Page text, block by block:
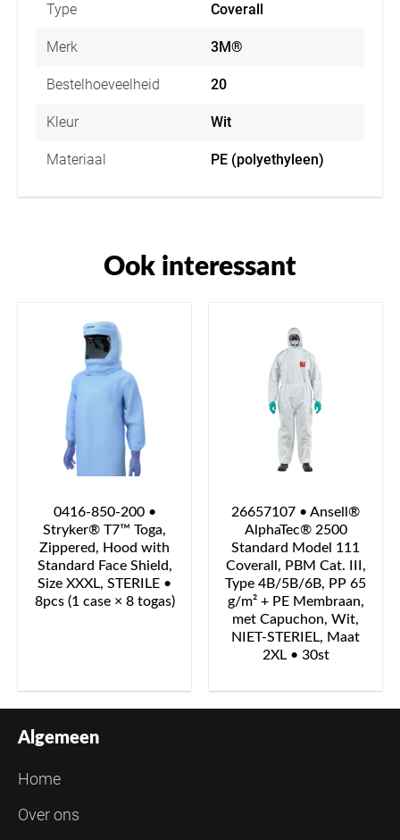
Type Coverall
Merk 3M®
Bestelhoeveelheid 20
Kleur Wit
Materiaal PE (polyethyleen)
Ook interessant
0416-850-200 •
Stryker® T7™ Toga,
Zippered, Hood with
Standard Face Shield,
Size XXXL, STERILE •
8pcs (1 case × 8 togas)
26657107 • Ansell®
AlphaTec® 2500
Standard Model 111
Coverall, PBM Cat. III,
Type 4B/5B/6B, PP 65
g/m² + PE Membraan,
met Capuchon, Wit,
NIET-STERIEL, Maat
2XL • 30st
Algemeen
Home
Over ons